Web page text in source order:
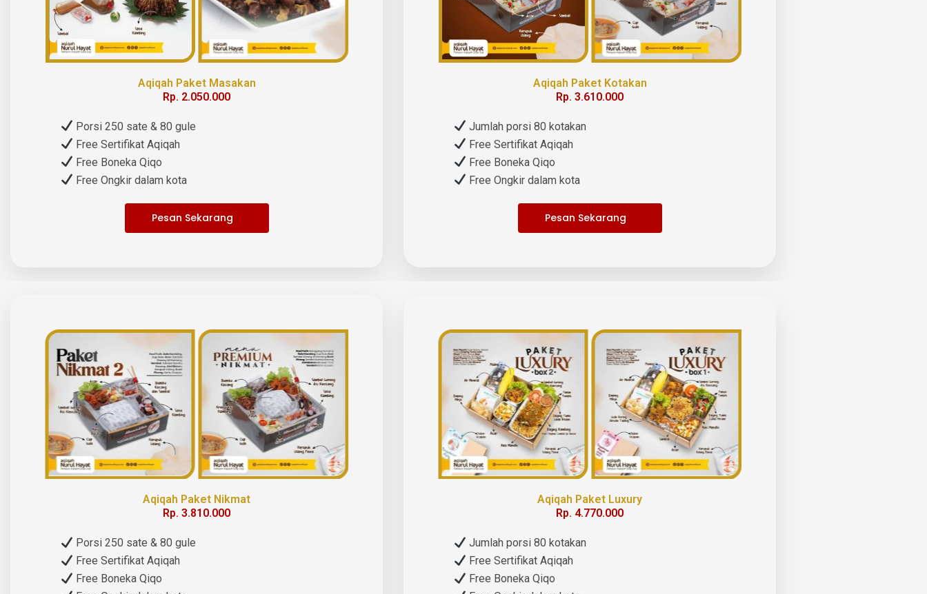
Aqiqah Paket Masakan
Rp. 2.050.000
Porsi 250 sate & 80 gule
Free Sertifikat Aqiqah
Free Boneka Qiqo
Free Ongkir dalam kota
Pesan Sekarang
Aqiqah Paket Kotakan
Rp. 3.610.000
Jumlah porsi 80 kotakan
Free Sertifikat Aqiqah
Free Boneka Qiqo
Free Ongkir dalam kota
Pesan Sekarang
Aqiqah Paket Nikmat
Rp. 3.810.000
Porsi 250 sate & 80 gule
Free Sertifikat Aqiqah
Free Boneka Qiqo
Aqiqah Paket Luxury
Rp. 4.770.000
Jumlah porsi 80 kotakan
Free Sertifikat Aqiqah
Free Boneka Qiqo